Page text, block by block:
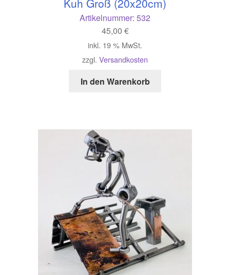
Artikelnummer: 532
45,00 €
inkl. 19 % MwSt.
zzgl. Versandkosten
In den Warenkorb